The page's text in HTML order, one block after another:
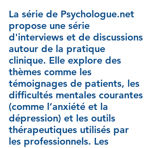
La série de Psychologue.net
propose une série
d'interviews et de discussions
autour de la pratique
clinique. Elle explore des
thèmes comme les
témoignages de patients, les
difficultés mentales courantes
(comme l’anxiété et la
dépression) et les outils
thérapeutiques utilisés par
les professionnels. Les